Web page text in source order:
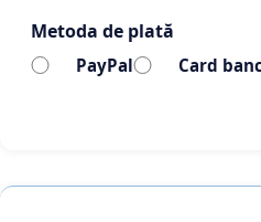
instituțiilor publice;
Metoda de plată
PayPal Card